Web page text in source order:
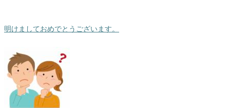
明けましておめでとうございます。